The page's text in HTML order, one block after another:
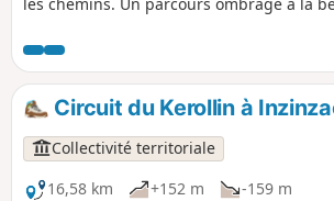
patrimoine rural : chapelle, anciennes
lié à l’eau, etc.
Circuit du Kerollin à
Collectivité territoriale
16,58 km
+152 m
-159 m